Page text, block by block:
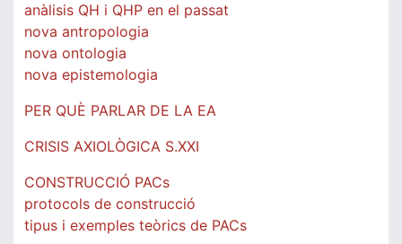
anàlisis QH i QHP en el passat
nova antropologia
nova ontologia
nova epistemologia
PER QUÈ PARLAR DE LA EA
CRISIS AXIOLÒGICA S.XXI
CONSTRUCCIÓ PACs
protocols de construcció
tipus i exemples teòrics de PACs